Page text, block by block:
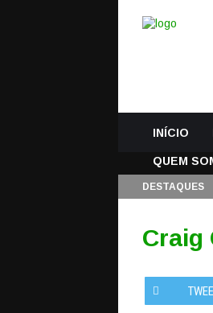
INÍCIO
QUEM
DESTAQUES
Craig